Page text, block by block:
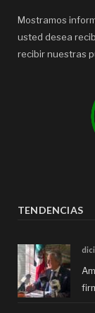
Mostramos
usted desea
recibir nuestras
TENDENCIAS